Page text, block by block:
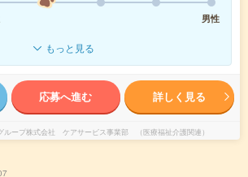
男性
もっと見る
応募へ進む 詳しく見る
ループ株式会社 ケアサービス事業部 （医療福祉介護関連）